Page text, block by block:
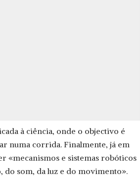
à ciência, onde o objectivo é
numa corrida. Finalmente, já em
«mecanismos e sistemas robóticos
som, da luz e do movimento».